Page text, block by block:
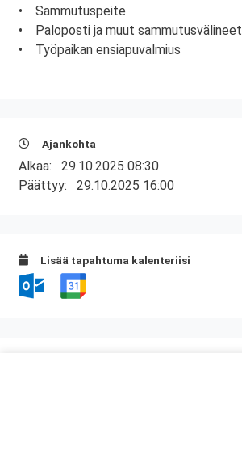
• Sammutuspeite
• Paloposti ja muut sammutusvälineet
• Työpaikan ensiapuvalmius
Ajankohta
Alkaa: 29.10.2025 08:30
Päättyy: 29.10.2025 16:00
Lisää tapahtuma kalenteriisi